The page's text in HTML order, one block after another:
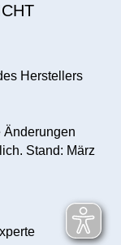
Herstellers
Änderungen
Stand: März